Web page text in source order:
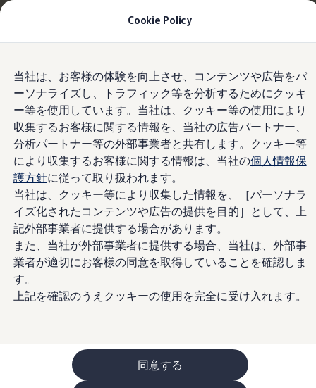
Cookie Policy
当社は、お客様の体験を向上させ、コンテンツや広告をパ
ーソナライズし、トラフィック等を分析するためにクッキ
ー等を使用しています。当社は、クッキー等の使用により
収集するお客様に関する情報を、当社の広告パートナー、
分析パートナー等の外部事業者と共有します。クッキー等
により収集するお客様に関する情報は、当社の個人情報保
護方針に従って取り扱われます。
当社は、クッキー等により収集した情報を、［パーソナラ
イズ化されたコンテンツや広告の提供を目的］として、上
記外部事業者に提供する場合があります。
また、当社が外部事業者に提供する場合、当社は、外部事
業者が適切にお客様の同意を取得していることを確認しま
す。
上記を確認のうえクッキーの使用を完全に受け入れます。
同意する
main
content
to
footer
お乗り換えを10万円補助＋適用金利1.99%
| 9月30日(水)まで今すぐチェック
デジタルカタログ
セーフティ マイスター
デジタルカタログ
ID. Buzz
T-Cross
Tiguan
Golf
Golf GTI
Golf R
Golf Variant
Golf R Variant
Passat
ID.4
Polo
Polo GTI
Golf Touran
T-Roc R
フォルクスワーゲンマガジン
ブランドストーリー
購入検討中の方へ
オファー(購入サポート・金利情報)
予防安全
事故を起こさせない